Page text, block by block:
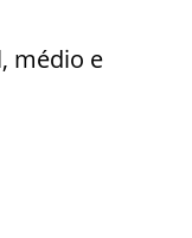
médio e